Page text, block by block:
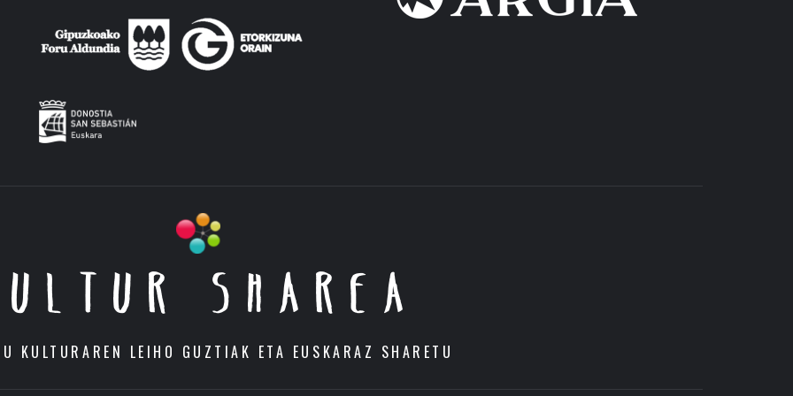
SHAREA
KULTURAREN LEIHO GUZTIAK ETA EUSKARAZ SHARETU